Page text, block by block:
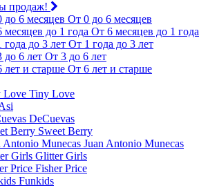
продаж!
От 0 до 6 месяцев
От 6 месяцев до 1 года
От 1 года до 3 лет
От 3 до 6 лет
От 6 лет и старше
Tiny Love
DeCuevas
Sweet Berry
Juan Antonio Munecas
Glitter Girls
Fisher Price
Funkids